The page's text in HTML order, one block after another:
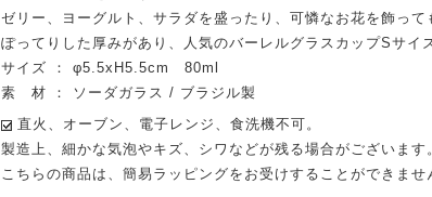
ゼリー、ヨーグルト、サラダを盛ったり、可憐なお花を飾って
ぽってりした厚みがあり、人気のバーレルグラスカップSサイ
サイズ ： φ5.5xH5.5cm 80ml
素 材 ： ソーダガラス / ブラジル製
直火、オーブン、電子レンジ、食洗機不可。
製造上、細かな気泡やキズ、シワなどが残る場合がございます
こちらの商品は、簡易ラッピングをお受けすることができませ